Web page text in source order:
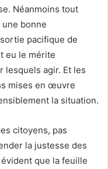
Néanmoins tout
bonne
pacifique de
eu le mérite
lesquels agir. Et les
mises en œuvre
la situation.
citoyens, pas
la justesse des
que la feuille